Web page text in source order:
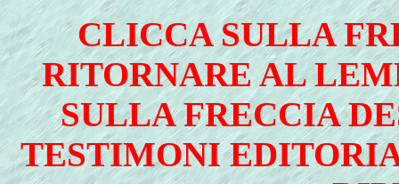
CLICCA SULLA
RITORNARE AL
SULLA FRECCIA
TESTIMONI